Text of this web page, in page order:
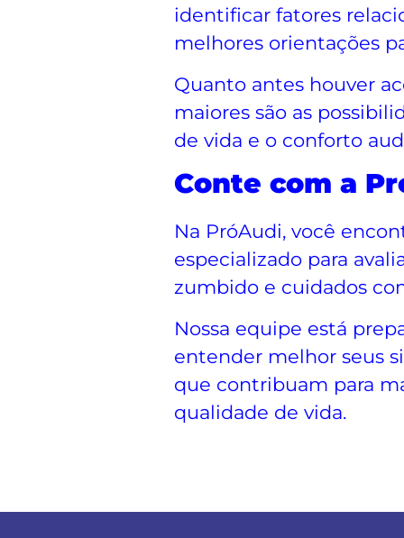
identificar fatores
melhores orientações
Quanto antes houver
maiores são as
de vida e o conforto
Conte com a
Na PróAudi, você
especializado para
zumbido e cuidados
Nossa equipe está
entender melhor seus
que contribuam para
qualidade de vida.